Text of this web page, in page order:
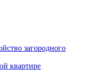
загородного
квартире